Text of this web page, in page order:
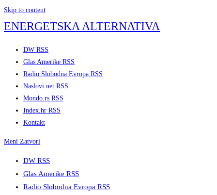
Skip to content
ENERGETSKA ALTERNATIVA
DW RSS
Glas Amerike RSS
Radio Slobodna Evropa RSS
Naslovi.net RSS
Mondo.rs RSS
Index.hr RSS
Kontakt
Meni Zatvori
DW RSS
Glas Amerike RSS
Radio Slobodna Evropa RSS